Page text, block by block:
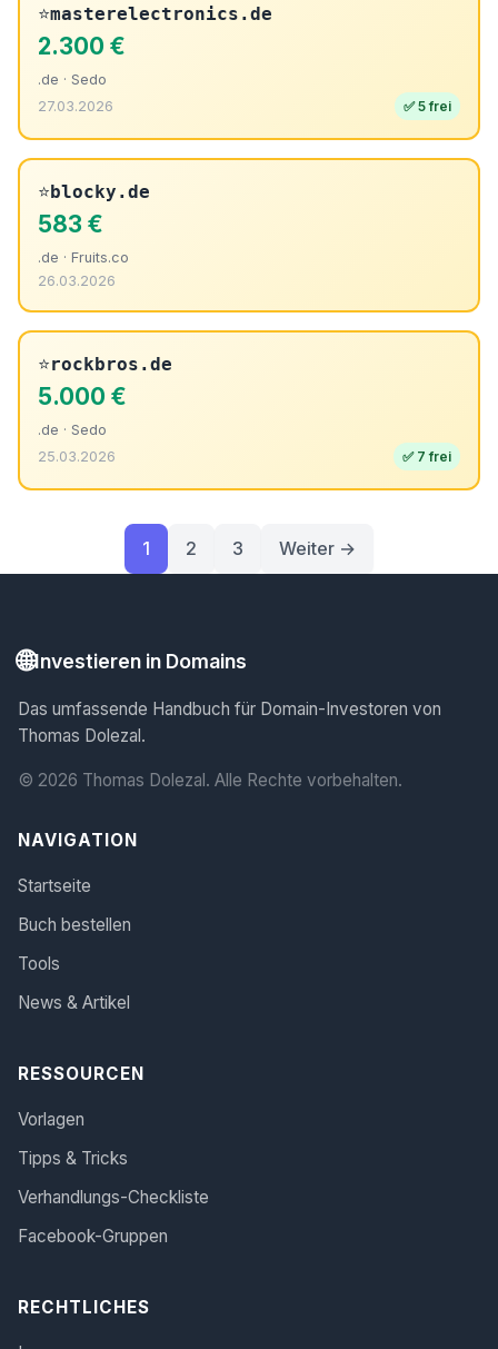
⭐masterelectronics.de
2.300 €
.de · Sedo
27.03.2026
✅ 5 frei
⭐blocky.de
583 €
.de · Fruits.co
26.03.2026
⭐rockbros.de
5.000 €
.de · Sedo
25.03.2026
✅ 7 frei
1 2 3 Weiter →
🌐Investieren in Domains
Das umfassende Handbuch für Domain-Investoren von
Thomas Dolezal.
© 2026 Thomas Dolezal. Alle Rechte vorbehalten.
NAVIGATION
Startseite
Buch bestellen
Tools
News & Artikel
RESSOURCEN
Vorlagen
Tipps & Tricks
Verhandlungs-Checkliste
Facebook-Gruppen
RECHTLICHES